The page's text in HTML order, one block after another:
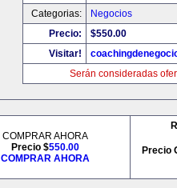
Categorias:
Negocios
Precio:
$550.00
Visitar!
Serán consideradas
COMPRAR AHORA
Precio $550.00
COMPRAR AHORA
Precio